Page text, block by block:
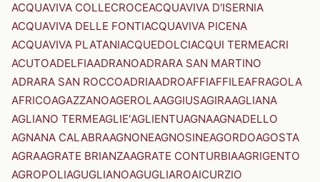
ACQUAVIVA COLLECROCEACQUAVIVA D'ISERNIA
ACQUAVIVA DELLE FONTIACQUAVIVA PICENA
ACQUAVIVA PLATANIACQUEDOLCIACQUI TERMEACRI
ACUTOADELFIAADRANOADRARA SAN MARTINO
ADRARA SAN ROCCOADRIAADROAFFIAFFILEAFRAGOLA
AFRICOAGAZZANOAGEROLAAGGIUSAGIRAAGLIANA
AGLIANO TERMEAGLIE'AGLIENTUAGNAAGNADELLO
AGNANA CALABRAAGNONEAGNOSINEAGORDOAGOSTA
AGRAAGRATE BRIANZAAGRATE CONTURBIAAGRIGENTO
AGROPOLIAGUGLIANOAGUGLIAROAICURZIO